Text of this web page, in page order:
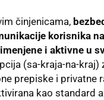
činjenicama,
korisnika
i aktivne u
(sa-kraja-na-kraj)
prepiske i privatne
kao standard